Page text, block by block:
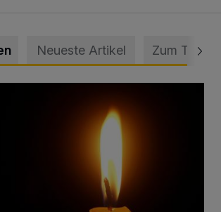
Neueste Artikel Zum Thema